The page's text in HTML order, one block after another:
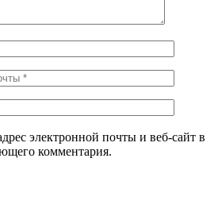
электронной почты и веб-сайт в
комментария.